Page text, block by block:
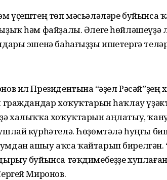
үҫештең төп мәсьәләләре
һәм файҙалы. Әлеге һөйләшеүҙә
эшенә баһағыҙҙы ишетергә
ил Президентына “Ғәҙел Рәсәй”ҙең
граждандар хоҡуҡтарын һаҡлау
халыҡҡа хоҡуҡтарын аңлатыу,
күрһәтелә. Һөҙөмтәлә һуңғы
ашыу аҡса ҡайтарып бирелгән.
буйынса тәҡдимебеҙҙе
Миронов.